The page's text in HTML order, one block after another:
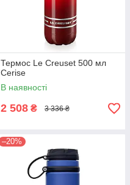
Термос Le Creuset 500 мл
Сerise
В наявності
2 508 ₴ 3 336 ₴
–20%